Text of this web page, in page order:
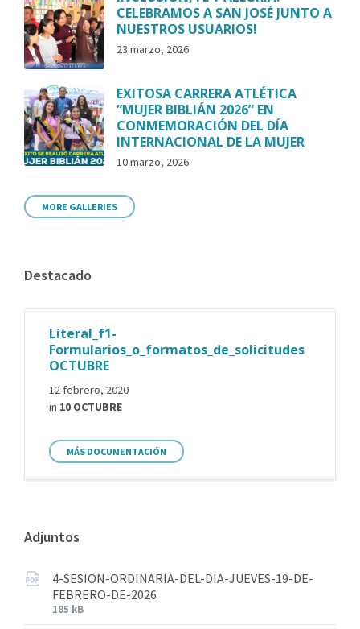
CELEBRAMOS A SAN JOSÉ JUNTO A
NUESTROS USUARIOS!
23 marzo, 2026
EXITOSA CARRERA ATLÉTICA
“MUJER BIBLIÁN 2026” EN
CONMEMORACIÓN DEL DÍA
INTERNACIONAL DE LA MUJER
10 marzo, 2026
MORE GALLERIES
Destacado
Literal_f1-
Formularios_o_formatos_de_solicitudes
OCTUBRE
12 febrero, 2020
in 10 OCTUBRE
MÁS DOCUMENTACIÓN
Adjuntos
4-SESION-ORDINARIA-DEL-DIA-JUEVES-19-DE-
FEBRERO-DE-2026
185 kB